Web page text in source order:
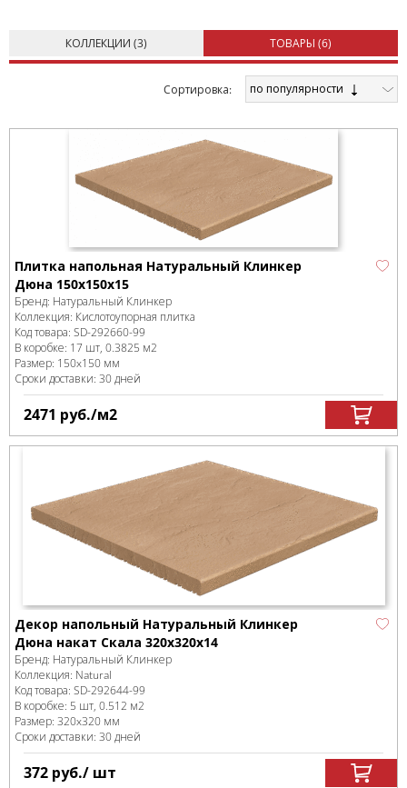
КОЛЛЕКЦИИ (3) ТОВАРЫ (6)
Cортировка: по популярности
Плитка напольная Натуральный Клинкер
Дюна 150x150x15
Бренд: Натуральный Клинкер
Коллекция: Кислотоупорная плитка
Код товара: SD-292660-99
В коробке: 17 шт, 0.3825 м2
Размер: 150x150 мм
Сроки доставки: 30 дней
2471 руб./м2
Декор напольный Натуральный Клинкер
Дюна накат Скала 320x320x14
Бренд: Натуральный Клинкер
Коллекция: Natural
Код товара: SD-292644-99
В коробке: 5 шт, 0.512 м2
Размер: 320x320 мм
Сроки доставки: 30 дней
372 руб./ шт